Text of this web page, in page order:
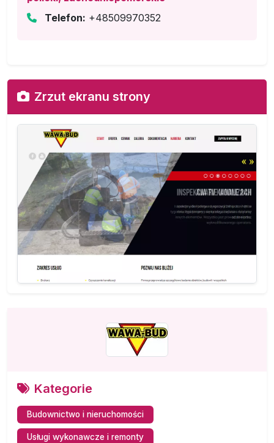
Telefon: +48509970352
Zrzut ekranu strony
Kategorie
Budownictwo i nieruchomości
Usługi wykonawcze i remonty